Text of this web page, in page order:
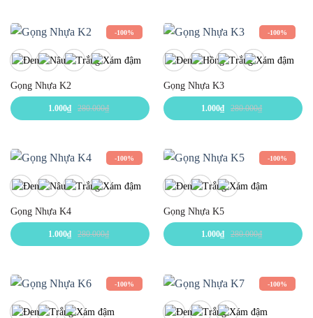
-100%
Gọng Nhựa K2
1.000₫ 280.000₫
-100%
Gọng Nhựa K3
1.000₫ 280.000₫
-100%
Gọng Nhựa K4
1.000₫ 280.000₫
-100%
Gọng Nhựa K5
1.000₫ 280.000₫
-100% -100%